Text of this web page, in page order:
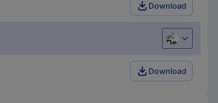
Download
Deutsch
Download